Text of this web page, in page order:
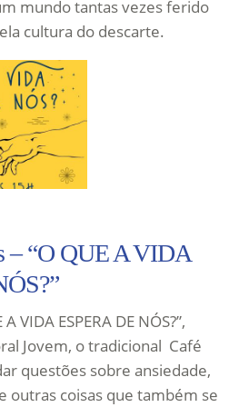
mundo tantas vezes ferido
cultura do descarte.
– “O QUE A VIDA
VIDA ESPERA DE NÓS?”,
Jovem, o tradicional Café
questões sobre ansiedade,
outras coisas que também se